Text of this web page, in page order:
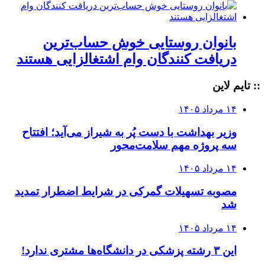
بانوان روستایی خوش حساب‌ترین
دریافت کنندگان وام‌ اشتغالزایی هستند
:: تایم لاین
۱۴ مرداد ۱۴۰۵
وزیر بهداشت با دست پُر به شیراز می‌آید؛ افتتاح
سه پروژه مهم سلامت‌محور
۱۴ مرداد ۱۴۰۵
مصوبه تسهیلات گمرکی در شرایط اضطرار تمدید
شد
۱۴ مرداد ۱۴۰۵
این ۳ رشته پزشکی در دانشگاه‌ها مشتری ندارد!